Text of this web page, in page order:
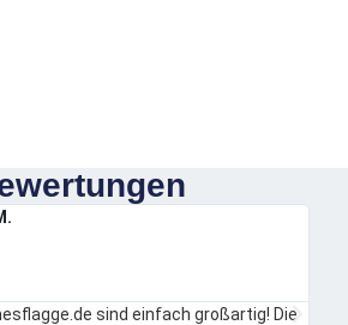
sind einfach großartig! Die